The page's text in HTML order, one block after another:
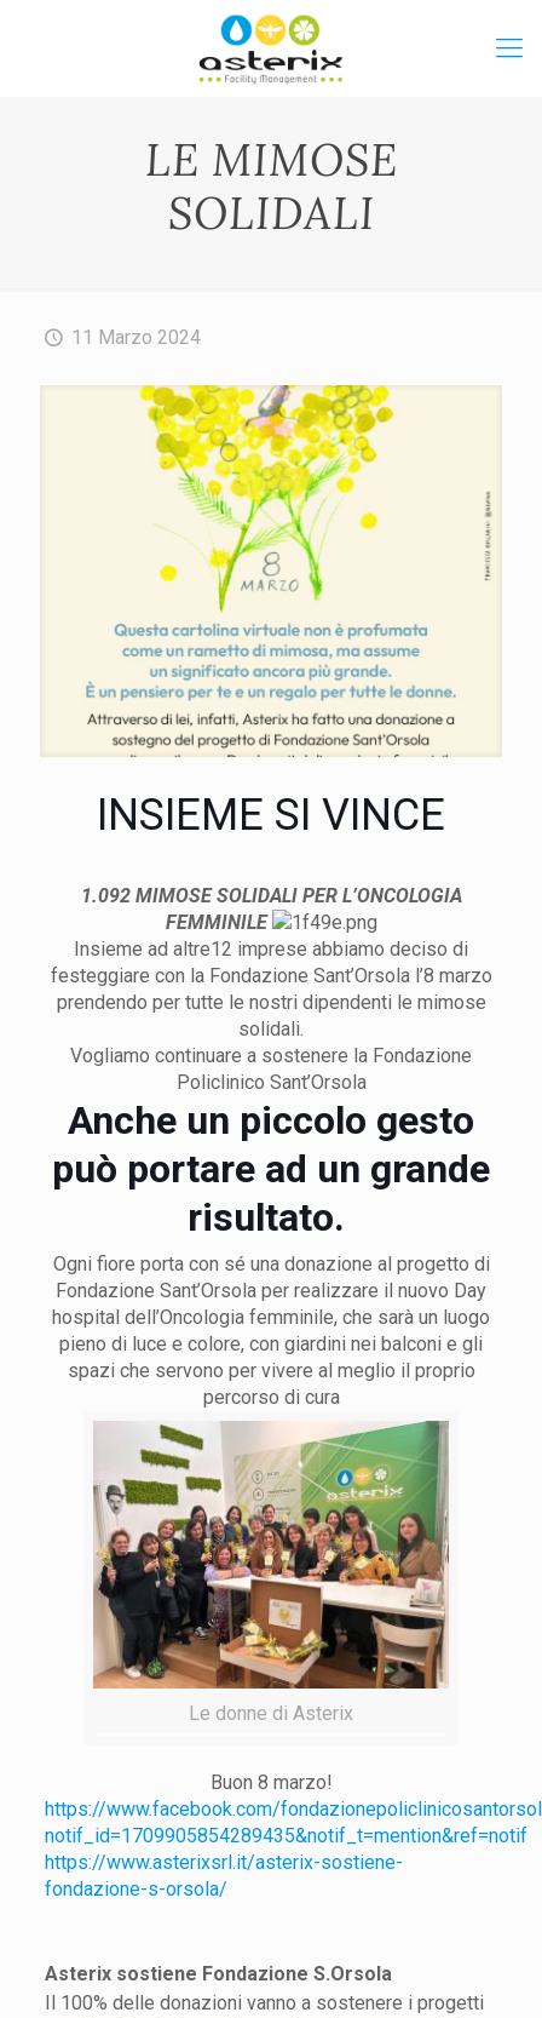
LE MIMOSE
SOLIDALI
11 Marzo 2024
INSIEME SI VINCE
1.092 MIMOSE SOLIDALI PER L’ONCOLOGIA
FEMMINILE
Insieme ad altre12 imprese abbiamo deciso di
festeggiare con la Fondazione Sant’Orsola l’8 marzo
prendendo per tutte le nostri dipendenti le mimose
solidali.
Vogliamo continuare a sostenere la Fondazione
Policlinico Sant’Orsola
Anche un piccolo gesto
può portare ad un grande
risultato.
Ogni fiore porta con sé una donazione al progetto di
Fondazione Sant’Orsola per realizzare il nuovo Day
hospital dell’Oncologia femminile, che sarà un luogo
pieno di luce e colore, con giardini nei balconi e gli
spazi che servono per vivere al meglio il proprio
percorso di cura
Le donne di Asterix
Buon 8 marzo!
https://www.facebook.com/
notif_id=1709905854289435&notif_t=mention&ref=notif
https://www.asterixsrl.it/asterix-sostiene-
fondazione-s-orsola/
Asterix sostiene Fondazione S.Orsola
Il 100% delle donazioni vanno a sostenere i progetti